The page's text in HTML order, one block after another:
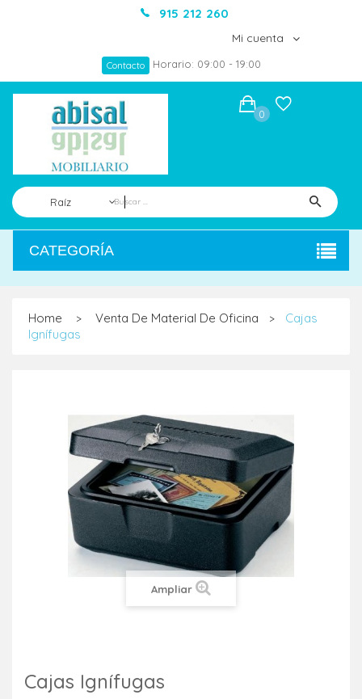
915 212 260
Mi cuenta
Contacto Horario: 09:00 - 19:00
Raíz
0
CATEGORÍA
Home > Venta De Material De Oficina >
Cajas
Ignífugas
Ampliar
Cajas Ignífugas